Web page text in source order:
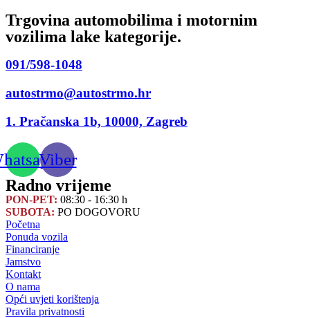
Trgovina automobilima i motornim
vozilima lake kategorije.
091/598-1048
autostrmo@autostrmo.hr
1. Pračanska 1b, 10000, Zagreb
Viber
Radno vrijeme
PON-PET: 08:30 - 16:30 h
SUBOTA: PO DOGOVORU
Početna
Ponuda vozila
Financiranje
Jamstvo
Kontakt
O nama
Opći uvjeti korištenja
Pravila privatnosti